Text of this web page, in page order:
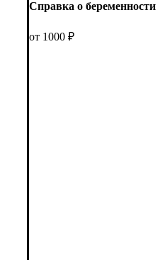
Справка о беременности
от 1000 ₽